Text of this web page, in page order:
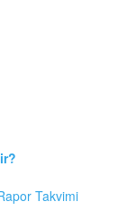
Takvimi